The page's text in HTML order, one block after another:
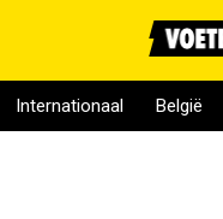
Internationaal België